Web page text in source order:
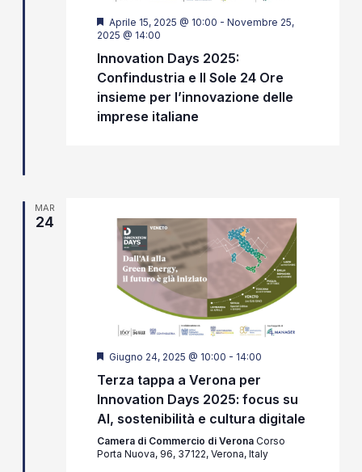
Segnalati
Aprile 15, 2025 @ 10:00 - Novembre 25,
2025 @ 14:00
Innovation Days 2025:
Confindustria e Il Sole 24 Ore
insieme per l’innovazione delle
imprese italiane
MAR
24
Segnalati
Giugno 24, 2025 @ 10:00 - 14:00
Terza tappa a Verona per
Innovation Days 2025: focus su
AI, sostenibilità e cultura digitale
Camera di Commercio di Verona Corso
Porta Nuova, 96, 37122, Verona, Italy